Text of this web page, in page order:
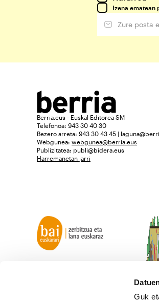
Guk
Izena ematean
Berria.eus - Euskal Editorea SM
Telefonoa: 943 30 40 30
Bezero arreta: 943 30 43 45 |
Webgunea: webgunea@berria.eus
Publizitatea: publi@bidera.eus
Harremanetan jarri